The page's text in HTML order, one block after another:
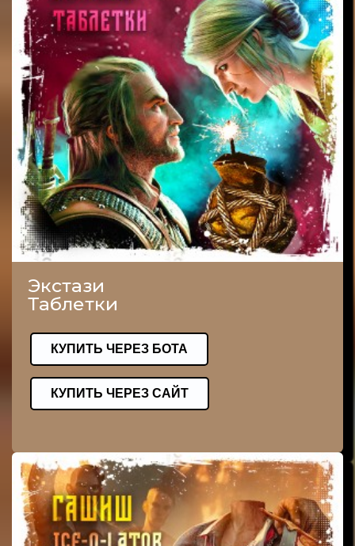
Экстази
Таблетки
КУПИТЬ ЧЕРЕЗ БОТА
КУПИТЬ ЧЕРЕЗ САЙТ